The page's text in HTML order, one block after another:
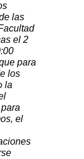
las
el 2
para
los
la
el